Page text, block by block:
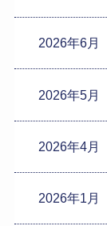
2026年6月
2026年5月
2026年4月
2026年1月